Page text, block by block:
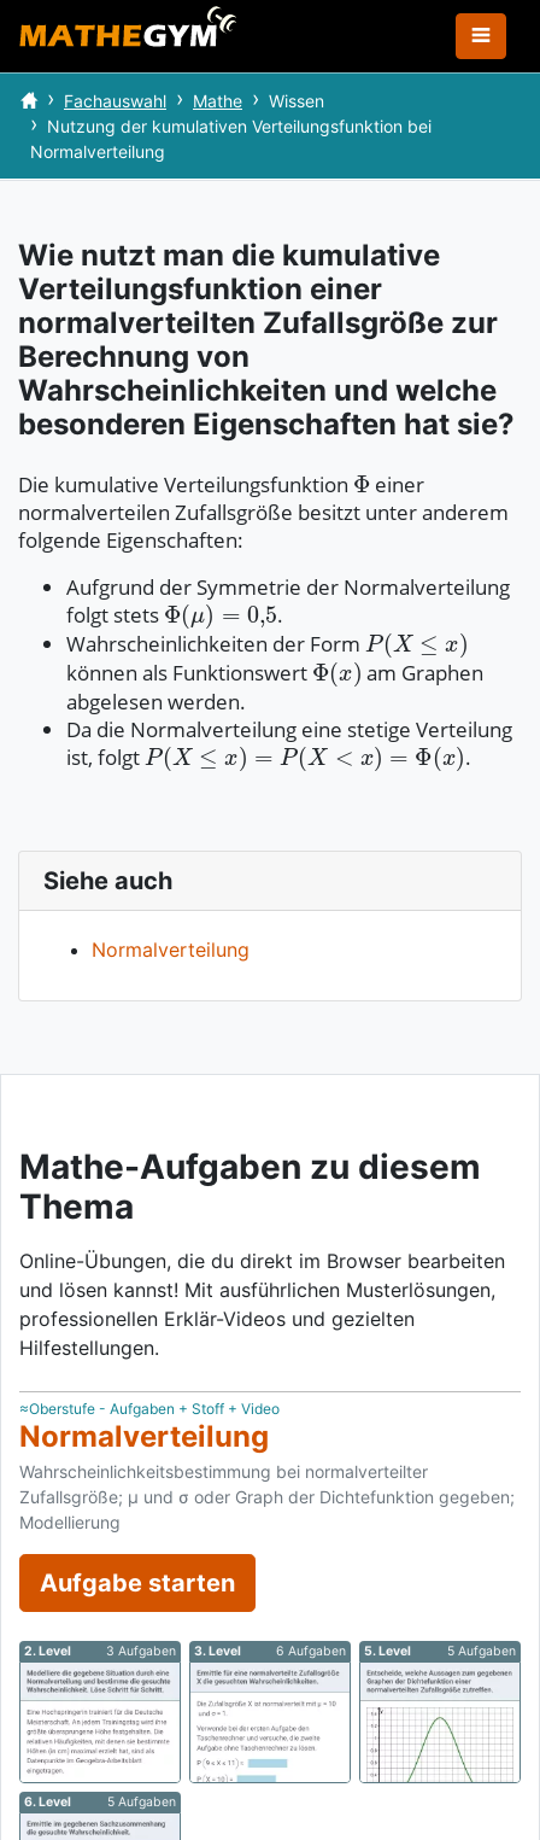
Fachauswahl Mathe
Wissen
Nutzung der kumulativen Verteilungsfunktion bei
Normalverteilung
Wie nutzt man die kumulative
Verteilungsfunktion einer
normalverteilten Zufallsgröße zur
Berechnung von
Wahrscheinlichkeiten und welche
besonderen Eigenschaften hat sie?
Die kumulative Verteilungsfunktion
einer
normalverteilen Zufallsgröße besitzt unter anderem
folgende Eigenschaften:
Aufgrund der Symmetrie der Normalverteilung
folgt stets
.
Wahrscheinlichkeiten der Form
können als Funktionswert
am Graphen
abgelesen werden.
Da die Normalverteilung eine stetige Verteilung
ist, folgt
.
Siehe auch
Normalverteilung
Mathe-Aufgaben zu diesem
Thema
Online-Übungen, die du direkt im Browser bearbeiten
und lösen kannst! Mit ausführlichen Musterlösungen,
professionellen Erklär-Videos und gezielten
Hilfestellungen.
≈Oberstufe - Aufgaben + Stoff + Video
Normalverteilung
Wahrscheinlichkeitsbestimmung bei normalverteilter
Zufallsgröße; μ und σ oder Graph der Dichtefunktion gegeben;
Modellierung
Aufgabe starten
2. Level 3 Aufgaben 3. Level 6 Aufgaben 5. Level 5 Aufgaben
6. Level 5 Aufgaben